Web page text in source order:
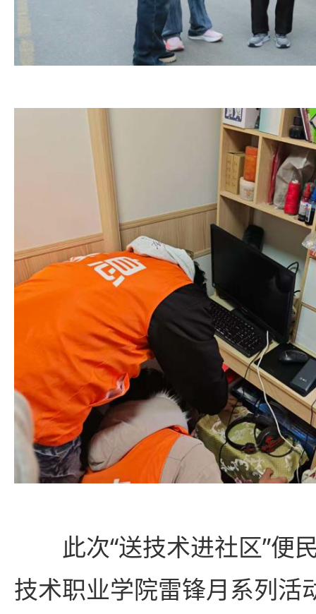
此次“送技术进社区”便
技术职业学院雷锋月系列活